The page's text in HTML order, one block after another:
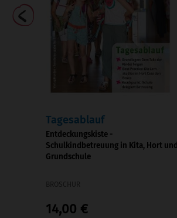
Tagesablauf
-
Entdeckungskiste -
Schulkindbetreuung in Kita, Hort und
Grundschule
14,00 €